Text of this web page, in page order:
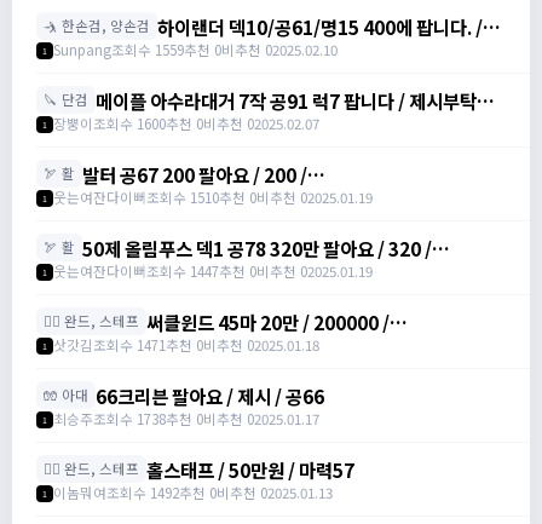
🤺 한손검, 양손검 하이랜더 덱10/공61/명15 400에 팝니다. /
4000000
1 Sunpang조회수 1559추천 0비추천 02025.02.10
🔪 단검 메이플 아수라대거 7작 공91 럭7 팝니다 / 제시부탁드
려요 / 아수라대거
1 장뿡이조회수 1600추천 0비추천 02025.02.07
🏹 활 발터 공67 200 팔아요 / 200 /
https://open.kakao.com/o/sudvnjbh
1 웃는여잔다이뻐조회수 1510추천 0비추천 02025.01.19
🏹 활 50제 올림푸스 덱1 공78 320만 팔아요 / 320 /
https://open.kakao.com/o/sudvnjbh
1 웃는여잔다이뻐조회수 1447추천 0비추천 02025.01.19
🧙‍♀️ 완드, 스테프 써클윈드 45마 20만 / 200000 /
https://open.kakao.com/o/sqsdWdbh
1 삿갓김조회수 1471추천 0비추천 02025.01.18
🧤 아대 66크리븐 팔아요 / 제시 / 공66
1 최승주조회수 1738추천 0비추천 02025.01.17
🧙‍♀️ 완드, 스테프 홀스태프 / 50만원 / 마력57
1 이놈뭐여조회수 1492추천 0비추천 02025.01.13